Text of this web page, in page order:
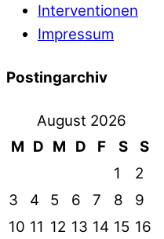
Interventionen
Impressum
Postingarchiv
August 2026
M D M D F S
S
1
2
3
4 5 6 7 8
9
10 11 12 13 14 15 16